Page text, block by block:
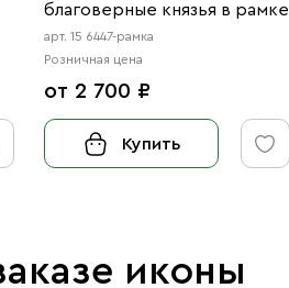
благоверные князья в рамке
арт. 15 6447-рамка
Розничная цена
от 2 700 ₽
Купить
иконы